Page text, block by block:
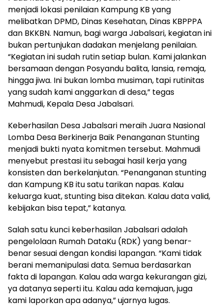
menjadi lokasi penilaian Kampung KB yang
melibatkan DPMD, Dinas Kesehatan, Dinas KBPPPA
dan BKKBN. Namun, bagi warga Jabalsari, kegiatan ini
bukan pertunjukan dadakan menjelang penilaian.
“Kegiatan ini sudah rutin setiap bulan. Kami jalankan
bersamaan dengan Posyandu balita, lansia, remaja,
hingga jiwa. Ini bukan lomba musiman, tapi rutinitas
yang sudah kami anggarkan di desa,” tegas
Mahmudi, Kepala Desa Jabalsari.
Keberhasilan Desa Jabalsari meraih Juara Nasional
Lomba Desa Berkinerja Baik Penanganan Stunting
menjadi bukti nyata komitmen tersebut. Mahmudi
menyebut prestasi itu sebagai hasil kerja yang
konsisten dan berkelanjutan. “Penanganan stunting
dan Kampung KB itu satu tarikan napas. Kalau
keluarga kuat, stunting bisa ditekan. Kalau data valid,
kebijakan bisa tepat,” katanya.
Salah satu kunci keberhasilan Jabalsari adalah
pengelolaan Rumah DataKu (RDK) yang benar-
benar sesuai dengan kondisi lapangan. “Kami tidak
berani memanipulasi data. Semua berdasarkan
fakta di lapangan. Kalau ada warga kekurangan gizi,
ya datanya seperti itu. Kalau ada kemajuan, juga
kami laporkan apa adanya,” ujarnya lugas.